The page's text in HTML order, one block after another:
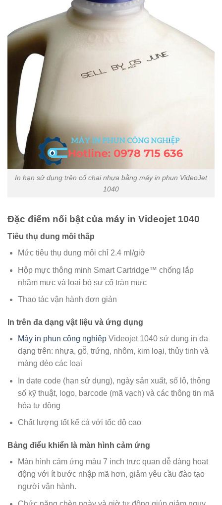
In hạn sử dụng trên cổ chai nhựa bằng máy in phun VideoJet
1040
Đặc điểm nổi bật của máy in Videojet 1040
Tiêu thụ dung môi thấp
Mức tiêu thụ dung môi chỉ 2.4 ml/giờ
Hộp mực thông minh Smart Cartridge™ chống lắp
nhầm mực và loại bỏ sự cố tràn mực
Thao tác vận hành đơn giản
In trên đa dạng vật liệu và ứng dụng
Máy in phun công nghiệpVideojet 1040 sử dụng in đa
dạng trên: nhựa, gỗ, trứng, nhôm, kim loại, thủy tinh và
màng dẻo các loại
In date code (hạn sử dụng), ngày sản xuất, số lô, thông
số kỹ thuật, logo, barcode (mã vạch) và các thông tin mã
hóa tự động
Chất lượng tốt kể cả với tốc độ cao
Bảng điểu khiển là màn hình cảm ứng
Màn hình cảm ứng màu 7 inch trực quan dễ dàng hoạt
động với ít bước nhập mã hơn, giảm yêu cầu đào tạo
người vận hành.